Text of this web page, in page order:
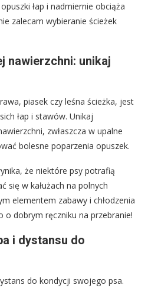
łap i nadmiernie obciąża
zalecam wybieranie ścieżek
nawierzchni: unikaj
piasek czy leśna ścieżka, jest
łap i stawów. Unikaj
zwłaszcza w upalne
bolesne poparzenia opuszek.
że niektóre psy potrafią
się w kałużach na polnych
elementem zabawy i chłodzenia
o dobrym ręczniku na przebranie!
i dystansu do
do kondycji swojego psa.